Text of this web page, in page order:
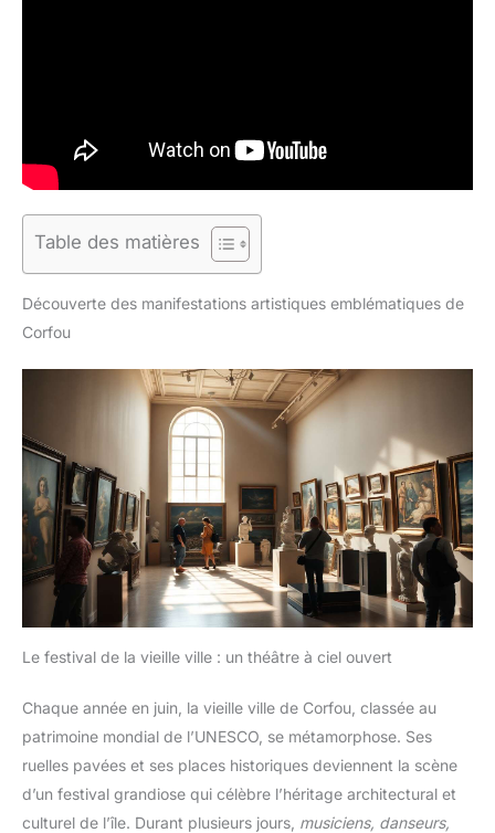
Table des matières
Découverte des manifestations artistiques emblématiques de
Corfou
Le festival de la vieille ville : un théâtre à ciel ouvert
Chaque année en juin, la vieille ville de Corfou, classée au
patrimoine mondial de l’UNESCO, se métamorphose. Ses
ruelles pavées et ses places historiques deviennent la scène
d’un festival grandiose qui célèbre l’héritage architectural et
culturel de l’île. Durant plusieurs jours, musiciens, danseurs,